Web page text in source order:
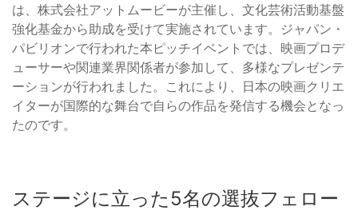
は、株式会社アットムービーが主催し、文化芸術活動基盤
強化基金から助成を受けて実施されています。ジャパン・
パビリオンで行われた本ピッチイベントでは、映画プロデ
ューサーや関連業界関係者が参加して、多様なプレゼンテ
ーションが行われました。これにより、日本の映画クリエ
イターが国際的な舞台で自らの作品を発信する機会となっ
たのです。
ステージに立った5名の選抜フェロー